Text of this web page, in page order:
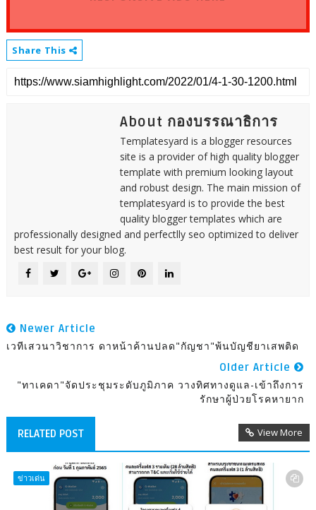
Share This
About กองบรรณาธิการ
Templatesyard is a blogger resources
site is a provider of high quality blogger
template with premium looking layout
and robust design. The main mission of
templatesyard is to provide the best
quality blogger templates which are
professionally designed and perfectlly seo optimized to deliver
best result for your blog.
Newer Article
เวทีเสวนาวิชาการ ดาหน้าค้านปลด"กัญชา"พ้นบัญชียาเสพติด
Older Article
"ทาเคดา"จัดประชุมระดับภูมิภาค วางทิศทางดูแล-เข้าถึงการ
รักษาผู้ป่วยโรคหายาก
RELATED POST View More
ข่าวเด่น